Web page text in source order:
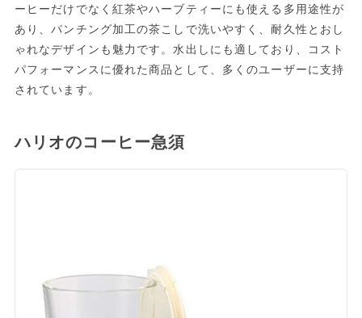
ーヒーだけでなく紅茶やハーブティーにも使える多用途性が
あり、パンチング加工の茶こしで洗いやすく、耐久性とおし
ゃれなデザインも魅力です。水出しにも適しており、コスト
パフォーマンスに優れた商品として、多くのユーザーに支持
されています。
ハリオのコーヒー急須